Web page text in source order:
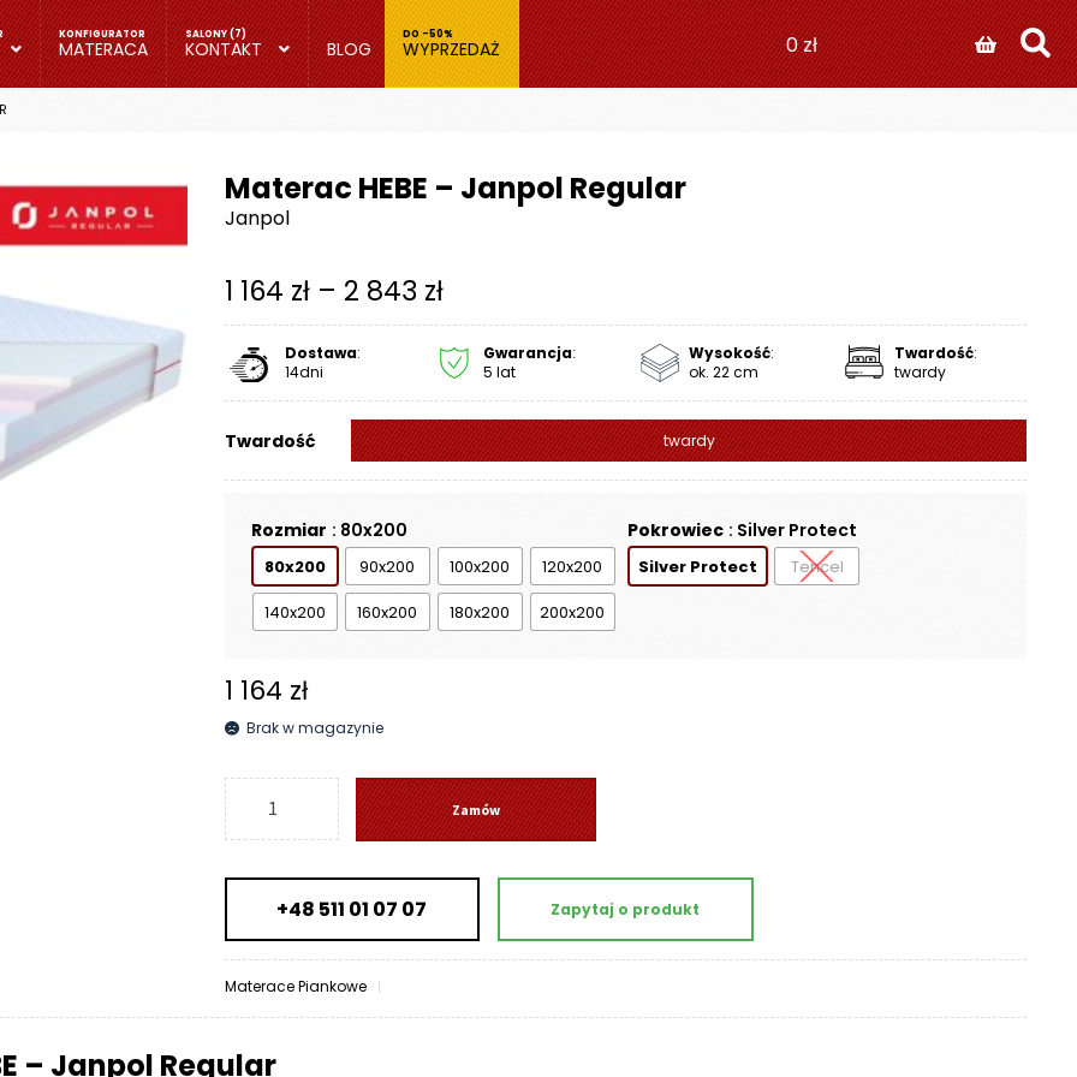
MATERACA KONTAKT BLOG WYPRZEDAŻ 0zł
Materac HEBE – Janpol Regular
Janpol
1 164 zł – 2 843 złZakres
cen:
od
1
164 zł
2
843 zł
Dostawa:
14dni
Gwarancja:
5 lat
Wysokość:
ok. 22 cm
Twardość:
twardy
Twardość twardy
Rozmiar : 80x200
80x200 90x200 100x200
120x200
140x200
160x200 180x200 200x200
Pokrowiec : Silver Protect
Silver Protect Tencel
1 164 zł
Brak w magazynie
ilość
Materac
-
Janpol
Regular
Zamów
+48 511 01 07 07 Zapytaj o produkt
Materace Piankowe
– Janpol Regular